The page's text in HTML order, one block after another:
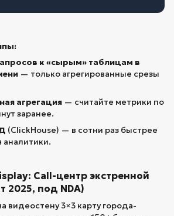
к «сырым» таблицам в
— только агрегированные срезы
агрегация — считайте метрики по
заранее.
(ClickHouse) — в сотни раз быстрее
аналитики.
Call-центр экстренной
2025, под NDA)
видеостену 3×3 карту города-